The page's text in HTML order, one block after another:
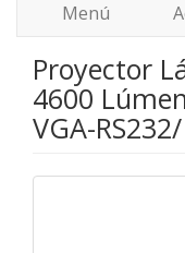
Menú
Proyector
4600
VGA-